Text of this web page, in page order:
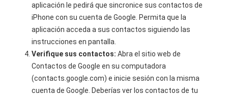
aplicación le pedirá que sincronice sus contactos de
iPhone con su cuenta de Google. Permita que la
aplicación acceda a sus contactos siguiendo las
instrucciones en pantalla.
Verifique sus contactos: Abra el sitio web de
Contactos de Google en su computadora
(contacts.google.com) e inicie sesión con la misma
cuenta de Google. Deberías ver los contactos de tu